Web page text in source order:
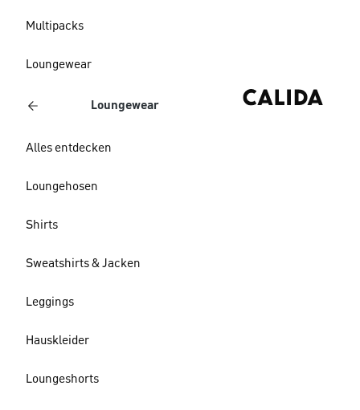
Multipacks
Loungewear
Loungewear
Alles entdecken
Loungehosen
Shirts
Sweatshirts & Jacken
Leggings
Hauskleider
Loungeshorts